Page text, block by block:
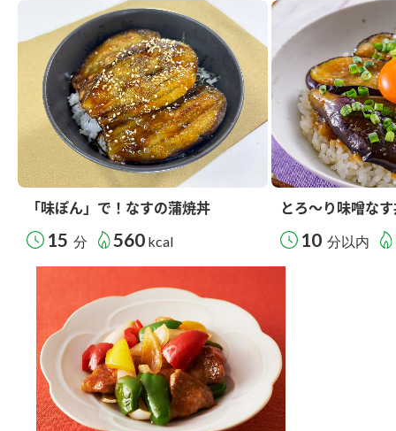
「味ぽん」で！なすの蒲焼丼
15 分 560 kcal
とろ～り味噌な
10 分以内